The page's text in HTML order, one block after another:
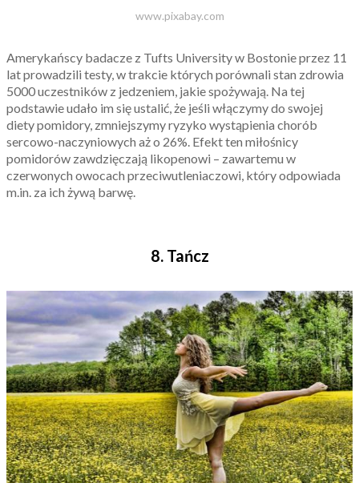
www.pixabay.com
Amerykańscy badacze z Tufts University w Bostonie przez 11
lat prowadzili testy, w trakcie których porównali stan zdrowia
5000 uczestników z jedzeniem, jakie spożywają. Na tej
podstawie udało im się ustalić, że jeśli włączymy do swojej
diety pomidory, zmniejszymy ryzyko wystąpienia chorób
sercowo-naczyniowych aż o 26%. Efekt ten miłośnicy
pomidorów zawdzięczają likopenowi – zawartemu w
czerwonych owocach przeciwutleniaczowi, który odpowiada
m.in. za ich żywą barwę.
8. Tańcz